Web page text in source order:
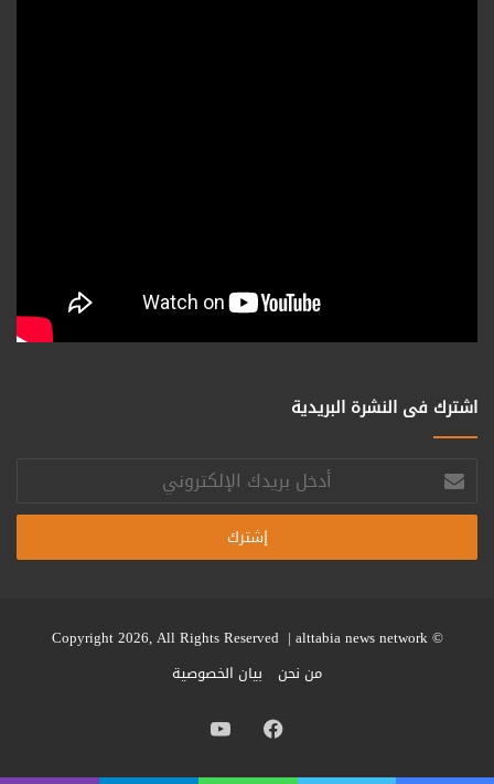
اشترك فى النشرة البريدية
أدخل
بريدك
الإلكتروني
© Copyright 2026, All Rights Reserved |
alttabia news network
من نحن
بيان الخصوصية
فيسبوك